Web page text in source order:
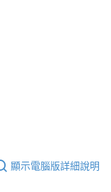
顯示電腦版詳細說明